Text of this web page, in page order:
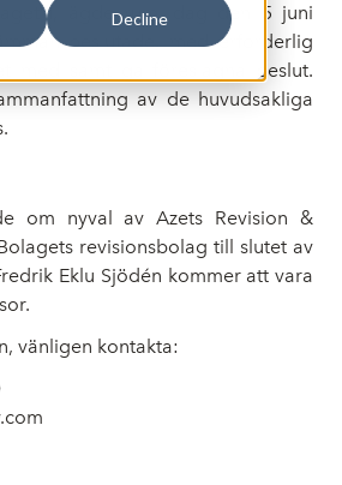
Decline
ägde rum idag den 5 juni
beslutade, med erforderlig
med samtliga föreslagna beslut.
av de huvudsakliga
om nyval av Azets Revision &
revisionsbolag till slutet av
Eklu Sjödén kommer att vara
vänligen kontakta: